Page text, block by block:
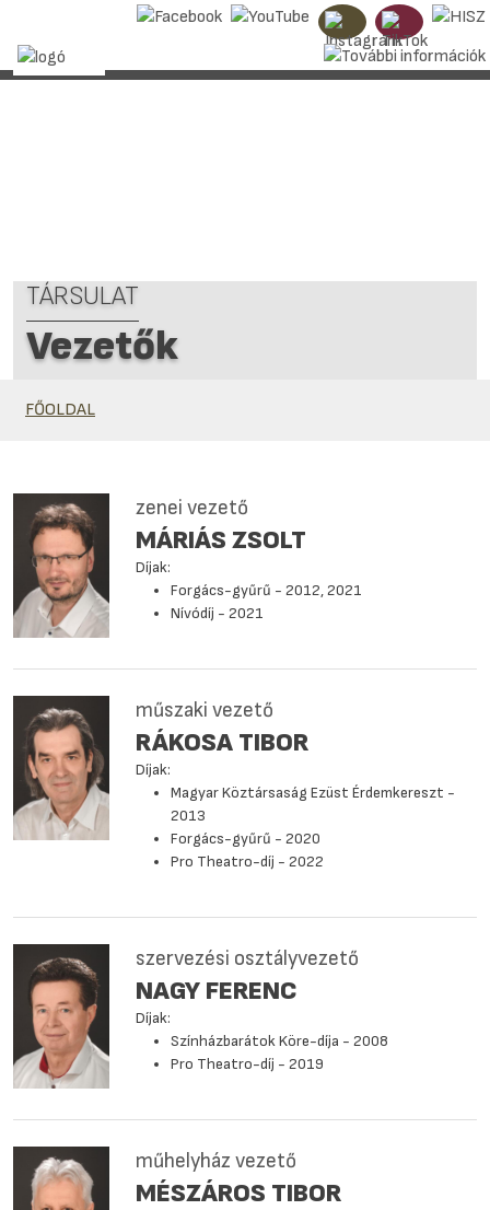
TÁRSULAT
Vezetők
FŐOLDAL
zenei vezető
MÁRIÁS ZSOLT
Díjak:
Forgács-gyűrű - 2012, 2021
Nívódíj - 2021
műszaki vezető
RÁKOSA TIBOR
Díjak:
Magyar Köztársaság Ezüst Érdemkereszt -
2013
Forgács-gyűrű - 2020
Pro Theatro-díj - 2022
szervezési osztályvezető
NAGY FERENC
Díjak:
Színházbarátok Köre-díja - 2008
Pro Theatro-díj - 2019
műhelyház vezető
MÉSZÁROS TIBOR